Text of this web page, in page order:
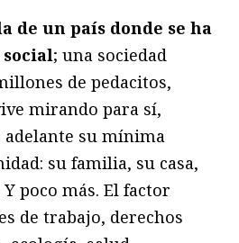
de un país donde se ha
; una sociedad
de pedacitos,
mirando para sí,
adelante su mínima
su familia, su casa,
poco más. El factor
de trabajo, derechos